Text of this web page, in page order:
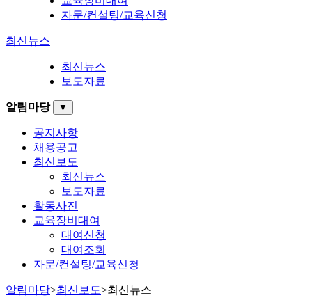
자문/컨설팅/교육신청
최신뉴스
최신뉴스
보도자료
알림마당 ▼
공지사항
채용공고
최신보도
최신뉴스
보도자료
활동사진
교육장비대여
대여신청
대여조회
자문/컨설팅/교육신청
알림마당>최신보도>최신뉴스